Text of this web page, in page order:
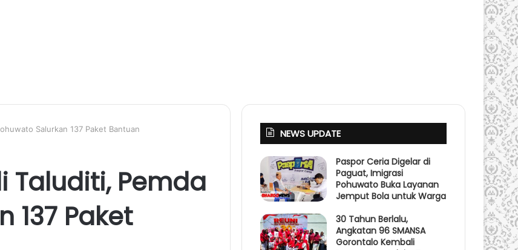
Salurkan 137 Paket Bantuan
Taluditi, Pemda
137 Paket
NEWS UPDATE
Paspor Ceria Digelar di
Paguat, Imigrasi
Pohuwato Buka Layanan
Jemput Bola untuk Warga
30 Tahun Berlalu,
Angkatan 96 SMANSA
Gorontalo Kembali